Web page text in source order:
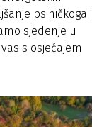
psihičkoga i
sjedenje u
s osjećajem